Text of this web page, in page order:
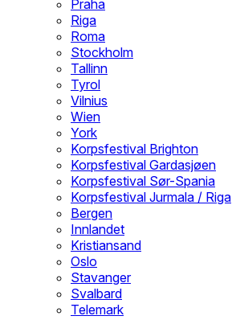
Praha
Riga
Roma
Stockholm
Tallinn
Tyrol
Vilnius
Wien
York
Korpsfestival Brighton
Korpsfestival Gardasjøen
Korpsfestival Sør-Spania
Korpsfestival Jurmala / Riga
Bergen
Innlandet
Kristiansand
Oslo
Stavanger
Svalbard
Telemark